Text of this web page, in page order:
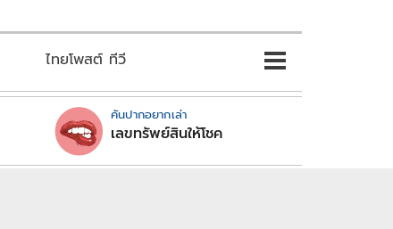
ไทยโพสต์ ทีวี
คันปากอยากเล่า
เลขทรัพย์สินให้โชค